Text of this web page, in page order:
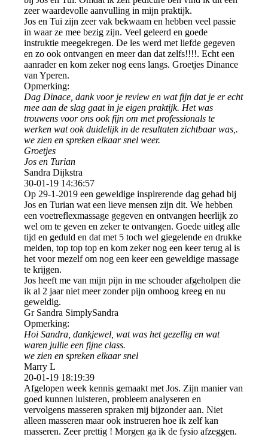
zeer waardevolle aanvulling in mijn praktijk.
Jos en Tui zijn zeer vak bekwaam en hebben veel passie
in waar ze mee bezig zijn. Veel geleerd en goede
instruktie meegekregen. De les werd met liefde gegeven
en zo ook ontvangen en meer dan dat zelfs!!!!. Echt een
aanrader en kom zeker nog eens langs. Groetjes Dinance
van Yperen.
Opmerking:
Dag Dinace, dank voor je review en wat fijn dat je er echt
mee aan de slag gaat in je eigen praktijk. Het was
trouwens voor ons ook fijn om met professionals te
werken wat ook duidelijk in de resultaten zichtbaar was,.
we zien en spreken elkaar snel weer.
Groetjes
Jos en Turian
Sandra Dijkstra
30-01-19 14:36:57
Op 29-1-2019 een geweldige inspirerende dag gehad bij
Jos en Turian wat een lieve mensen zijn dit. We hebben
een voetreflexmassage gegeven en ontvangen heerlijk zo
wel om te geven en zeker te ontvangen. Goede uitleg alle
tijd en geduld en dat met 5 toch wel giegelende en drukke
meiden, top top top en kom zeker nog een keer terug al is
het voor mezelf om nog een keer een geweldige massage
te krijgen.
Jos heeft me van mijn pijn in me schouder afgeholpen die
ik al 2 jaar niet meer zonder pijn omhoog kreeg en nu
geweldig.
Gr Sandra SimplySandra
Opmerking:
Hoi Sandra, dankjewel, wat was het gezellig en wat
waren jullie een fijne class.
we zien en spreken elkaar snel
Marry L
20-01-19 18:19:39
Afgelopen week kennis gemaakt met Jos. Zijn manier van
goed kunnen luisteren, probleem analyseren en
vervolgens masseren spraken mij bijzonder aan. Niet
alleen masseren maar ook instrueren hoe ik zelf kan
masseren. Zeer prettig ! Morgen ga ik de fysio afzeggen.